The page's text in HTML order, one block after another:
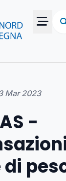
Mar 2023
-